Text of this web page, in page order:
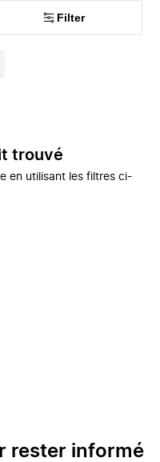
Filter
trouvé
en utilisant les filtres ci-
rester informé